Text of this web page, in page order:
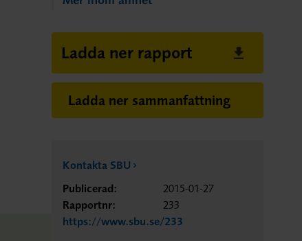
Ladda ner rapport
Ladda ner sammanfattning
Kontakta SBU
Publicerad:
2015-01-27
Rapportnr:
233
https://www.sbu.se/233